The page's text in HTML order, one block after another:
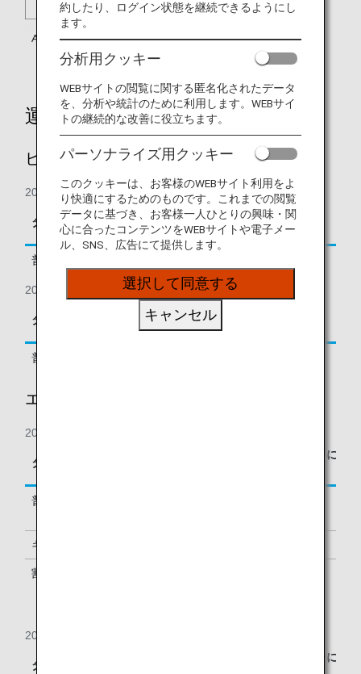
運賃別積算率
ビジネスクラス
2018年8月1日の搭乗分より
タイプ 予約クラス
区間基本マイレージに
対する積算率
普通運賃
2018年7月31日の搭乗分まで
タイプ 予約クラス
区間基本マイレージに
対する積算率
普通運賃
エコノミークラス
2018年8月1日の搭乗分より
タイプ
区間基本マイレージに
普通運賃
キャリアペックス運賃
割引運賃
2018年7月31日の搭乗分まで
タイプ
区間基本マイレージに
約したり、ログイン状態を継続できるようにし
ます。
分析用クッキー
WEBサイトの閲覧に関する匿名化されたデータ
を、分析や統計のために利用します。WEBサイ
トの継続的な改善に役立ちます。
パーソナライズ用クッキー
このクッキーは、お客様のWEBサイト利用をよ
り快適にするためのものです。これまでの閲覧
データに基づき、お客様一人ひとりの興味・関
心に合ったコンテンツをWEBサイトや電子メー
ル、SNS、広告にて提供します。
選択して同意する
キャンセル